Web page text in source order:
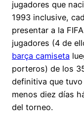
jugadores que
1993 inclusive,
presentar a la
jugadores (4 de
barça camiseta
porteros) de los
definitiva que tuvo
menos diez días
del torneo.